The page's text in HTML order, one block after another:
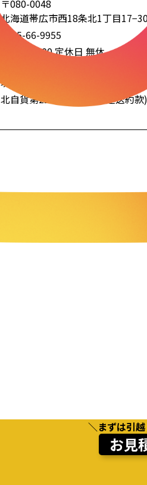
〒080-0048
北海道帯広市西18条北1丁目
0155-66-9955
9:00〜19:00 定休日 無休
現金・振込み・カード
北自貨第228号 (標準引越運送約款)
＼まずは引
お見